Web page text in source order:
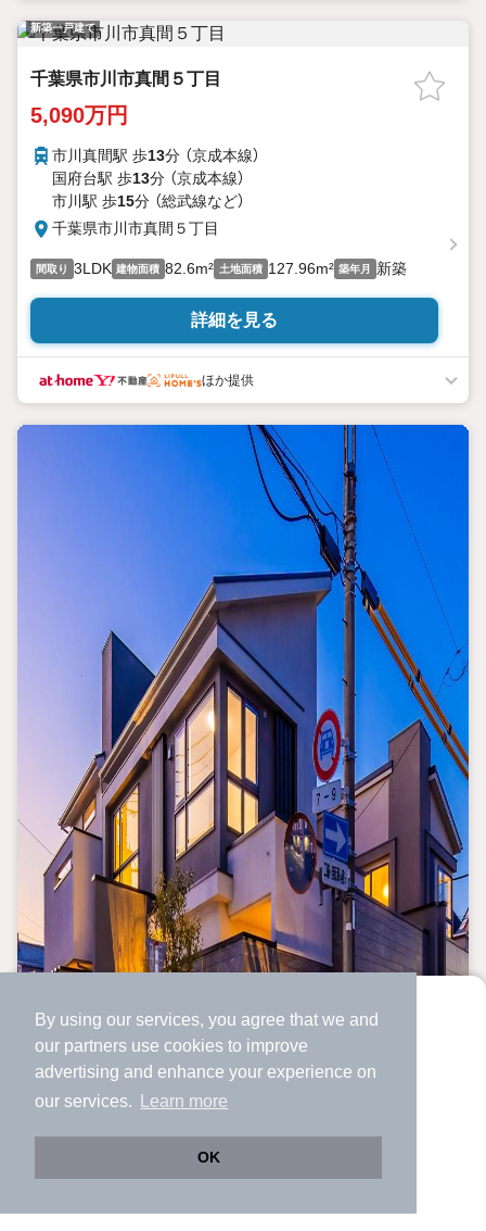
By using our services, you agree that we and
our partners use cookies to improve
advertising and enhance your experience on
our services.
Learn more
OK
より使いやすくなった
アプリで物件探ししませんか？
サクサク動く地図で物件検索
新築一戸建て
千葉県市川市真間５丁目
5,090万円
市川真間駅 歩13分 （京成本線）
国府台駅 歩13分 （京成本線）
市川駅 歩15分 （総武線など）
千葉県市川市真間５丁目
間取り 3LDK 建物面積 82.6m² 土地面積 127.96m² 築年月 新築
詳細を見る
ほか提供